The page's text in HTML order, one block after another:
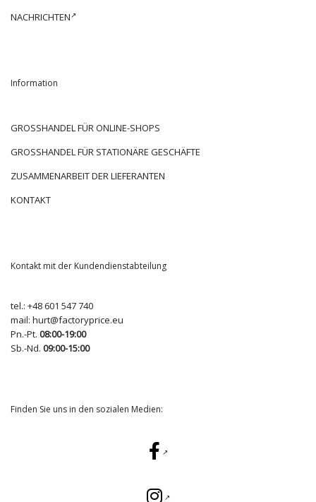
NACHRICHTEN
Information
GROSSHANDEL FÜR ONLINE-SHOPS
GROSSHANDEL FÜR STATIONÄRE GESCHÄFTE
ZUSAMMENARBEIT DER LIEFERANTEN
KONTAKT
Kontakt mit der Kundendienstabteilung
tel.: +48 601 547 740
mail: hurt@factoryprice.eu
Pn.-Pt. 08:00-19:00
Sb.-Nd. 09:00-15:00
Finden Sie uns in den sozialen Medien: